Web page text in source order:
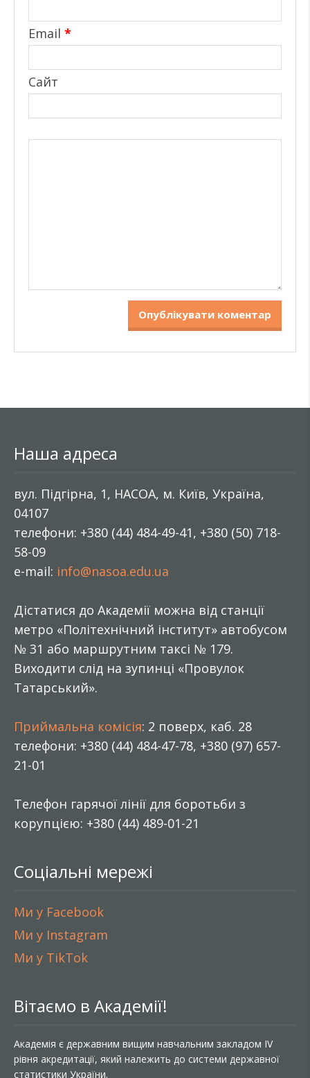
Email *
Сайт
Наша адреса
вул. Підгірна, 1, НАСОА, м. Київ, Україна,
04107
телефони: +380 (44) 484-49-41, +380 (50) 718-
58-09
e-mail: info@nasoa.edu.ua
Дістатися до Академії можна від станції
метро «Політехнічний інститут» автобусом
№ 31 або маршрутним таксі № 179.
Виходити слід на зупинці «Провулок
Татарський».
Приймальна комісія: 2 поверх, каб. 28
телефони: +380 (44) 484-47-78, +380 (97) 657-
21-01
Телефон гарячої лінії для боротьби з
корупцією: +380 (44) 489-01-21
Соціальні мережі
Ми у Facebook
Ми у Instagram
Ми у TikTok
Вітаємо в Академії!
Академія є державним вищим навчальним закладом IV
рівня акредитації, який належить до системи державної
статистики України.